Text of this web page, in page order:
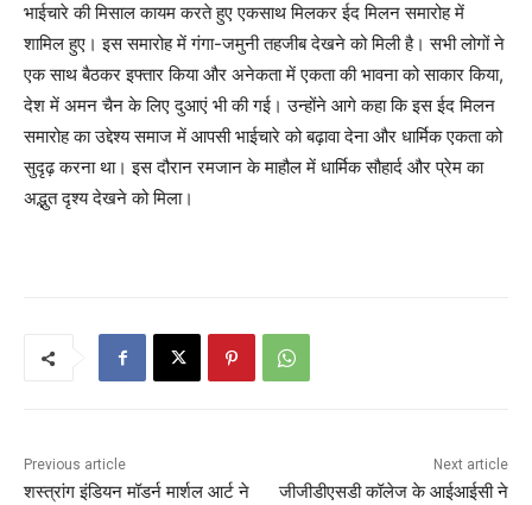
भाईचारे की मिसाल कायम करते हुए एकसाथ मिलकर ईद मिलन समारोह में
शामिल हुए। इस समारोह में गंगा-जमुनी तहजीब देखने को मिली है। सभी लोगों ने
एक साथ बैठकर इफ्तार किया और अनेकता में एकता की भावना को साकार किया,
देश में अमन चैन के लिए दुआएं भी की गई। उन्होंने आगे कहा कि इस ईद मिलन
समारोह का उद्देश्य समाज में आपसी भाईचारे को बढ़ावा देना और धार्मिक एकता को
सुदृढ़ करना था। इस दौरान रमजान के माहौल में धार्मिक सौहार्द और प्रेम का
अद्भुत दृश्य देखने को मिला।
Previous article
शस्त्रांग इंडियन मॉडर्न मार्शल आर्ट ने
Next article
जीजीडीएसडी कॉलेज के आईआईसी ने